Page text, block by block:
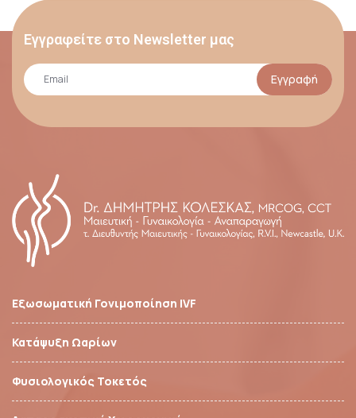
Εγγραφείτε στο Newsletter μας
Εγγραφή
Εξωσωματική Γονιμοποίηση IVF
Κατάψυξη Ωαρίων
Φυσιολογικός Τοκετός